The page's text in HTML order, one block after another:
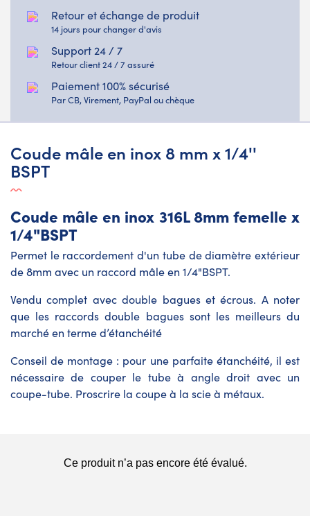
Retour et échange de produit
14 jours pour changer d'avis
Support 24 / 7
Retour client 24 / 7 assuré
Paiement 100% sécurisé
Par CB, Virement, PayPal ou chèque
Coude mâle en inox 8 mm x 1/4''
BSPT
Coude mâle en inox 316L 8mm femelle x
1/4"BSPT
Permet le raccordement d'un tube de diamètre extérieur
de 8mm avec un raccord mâle en 1/4"BSPT.
Vendu complet avec double bagues et écrous. A noter
que les raccords double bagues sont les meilleurs du
marché en terme d’étanchéité
Conseil de montage : pour une parfaite étanchéité, il est
nécessaire de couper le tube à angle droit avec un
coupe-tube. Proscrire la coupe à la scie à métaux.